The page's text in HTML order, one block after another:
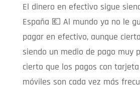
El dinero en efectivo sigue
España 💶 Al mundo ya no le
pagar en efectivo, aunque
siendo un medio de pago muy
cierto que los pagos con
móviles son cada vez más